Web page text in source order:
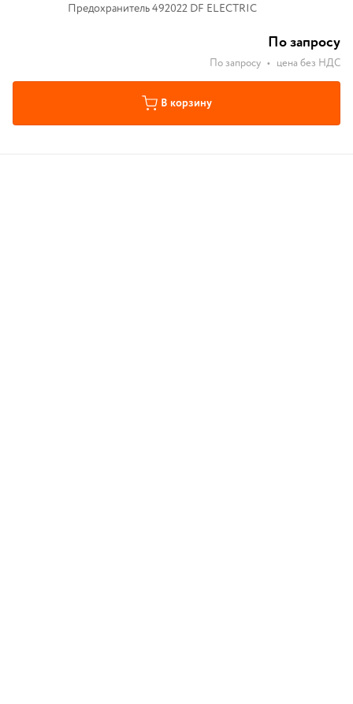
Предохранитель 492022 DF ELECTRIC
По запросу
По запросу • цена без НДС
В корзину